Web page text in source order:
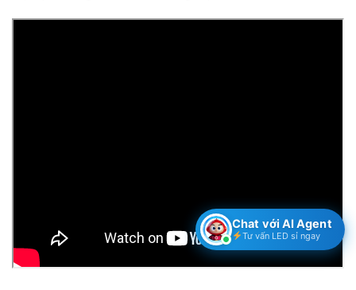
Chat với AI Agent
Tư vấn LED sỉ ngay